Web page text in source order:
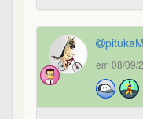
em 08/09/